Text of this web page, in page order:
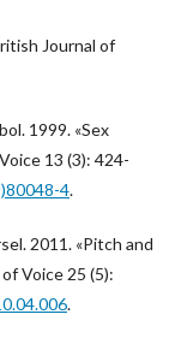
Journal of
1999. «Sex
13 (3): 424-
4.
2011. «Pitch and
Voice 25 (5):
.